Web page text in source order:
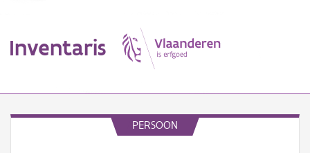
Inventaris
PERSOON